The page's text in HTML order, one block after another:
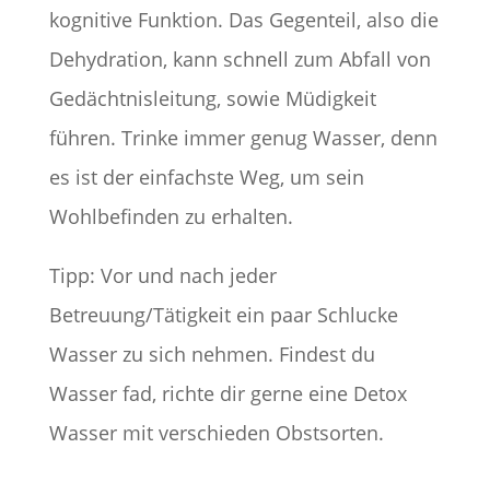
kognitive Funktion. Das Gegenteil, also die
Dehydration, kann schnell zum Abfall von
Gedächtnisleitung, sowie Müdigkeit
führen. Trinke immer genug Wasser, denn
es ist der einfachste Weg, um sein
Wohlbefinden zu erhalten.
Tipp: Vor und nach jeder
Betreuung/Tätigkeit ein paar Schlucke
Wasser zu sich nehmen. Findest du
Wasser fad, richte dir gerne eine Detox
Wasser mit verschieden Obstsorten.